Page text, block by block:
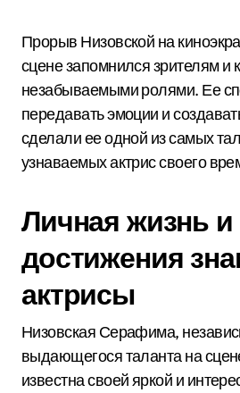
Прорыв Низовской на
сцене запомнился зрителям и
незабываемыми ролями. Ее
передавать эмоции и
сделали ее одной из самых
узнаваемых актрис своего
Личная жизнь и
достижения
актрисы
Низовская Серафима,
выдающегося таланта на
известна своей яркой и